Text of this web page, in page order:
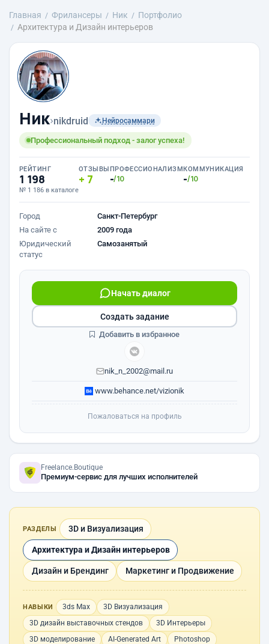
Главная Фрилансеры Ник
Портфолио
Архитектура и Дизайн интерьеров
Ник›nikdruid Нейросаммари
Профессиональный подход - залог успеха!
РЕЙТИНГ
1 198
№ 1 186 в каталоге
ОТЗЫВЫ
7
ПРОФЕССИОНАЛИЗМ
-/10
КОММУНИКАЦИЯ
-/10
Город
Санкт-Петербург
На сайте с
2009 года
Юридический
статус
Самозанятый
Начать диалог
nik_n_2002@mail.ru
www.behance.net/vizionik
Создать задание
Добавить в избранное
Пожаловаться на профиль
Freelance.Boutique
Премиум-сервис для лучших исполнителей
РАЗДЕЛЫ 3D и Визуализация
Архитектура и Дизайн интерьеров
Дизайн и Брендинг Маркетинг и Продвижение
НАВЫКИ 3ds Max
3D Визуализация
3D дизайн выставочных стендов
3D Интерьеры
3D моделирование
AI-Generated Art
Photoshop